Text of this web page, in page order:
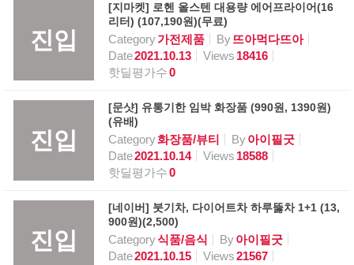
진입
[지마켓] 로헨 올스텐 대용량 에어프라이어(16
리터) (107,190원)(무료)
Category가전제품 By뜨아먹다뜨아
Date2021.10.13 Views 18416
핫딜평가수0
진입
[문샷] 유통기한 임박 화장품 (990원, 1390원)
(유배)
Category화장품/뷰티 By아이필굿
Date2021.10.14 Views 18588
핫딜평가수0
진입
[네이버] 붓기차, 다이어트차 하루뚫차 1+1 (13,
900원)(2,500)
Category식품/음식 By아이필굿
Date2021.10.15 Views21567